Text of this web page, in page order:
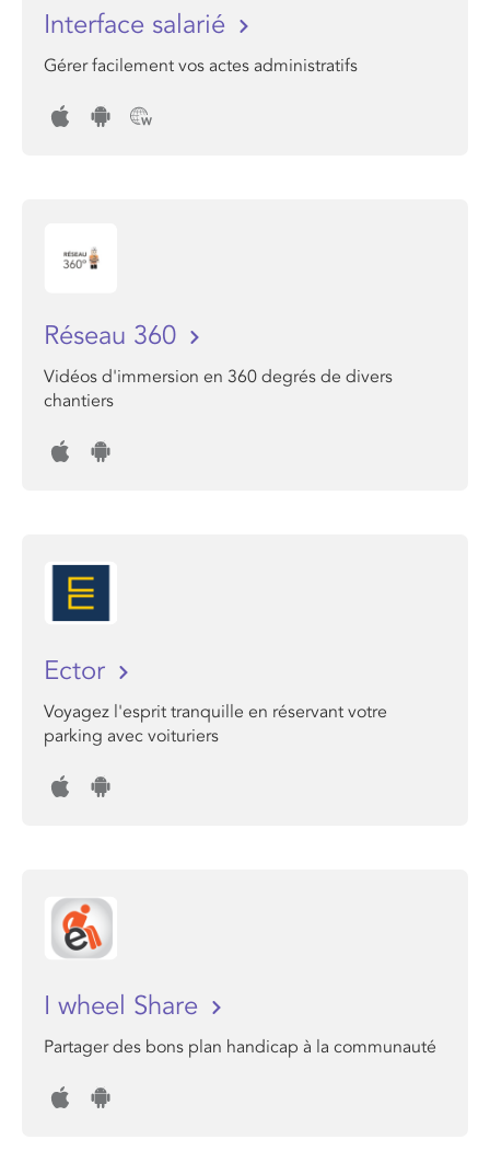
Interface salarié
Gérer facilement vos actes administratifs
Réseau 360
Vidéos d'immersion en 360 degrés de divers
chantiers
Ector
Voyagez l'esprit tranquille en réservant votre
parking avec voituriers
I wheel Share
Partager des bons plan handicap à la communauté